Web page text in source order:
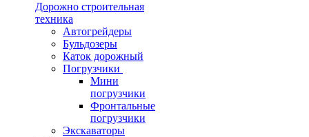
Дорожно строительная
техника
Автогрейдеры
Бульдозеры
Каток дорожный
Погрузчики
Мини
погрузчики
Фронтальные
погрузчики
Экскаваторы